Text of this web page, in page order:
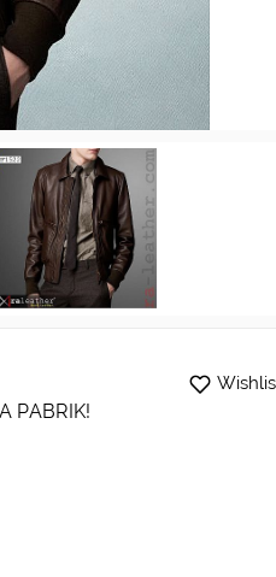
PABRIK!